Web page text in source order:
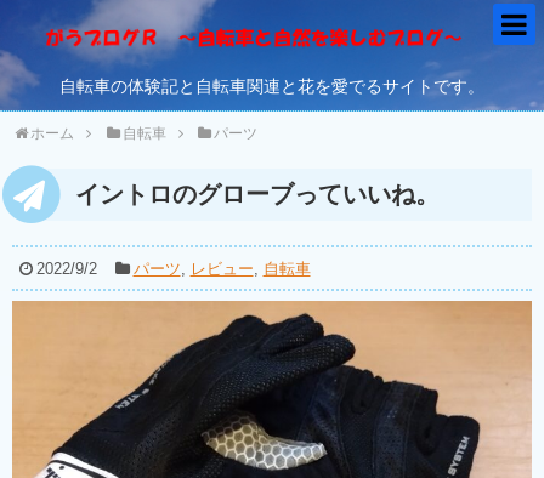
自転車の体験記と自転車関連と花を愛でるサイトです。
ホーム 自転車 パーツ
イントロのグローブっていいね。
2022/9/2 パーツ, レビュー, 自転車